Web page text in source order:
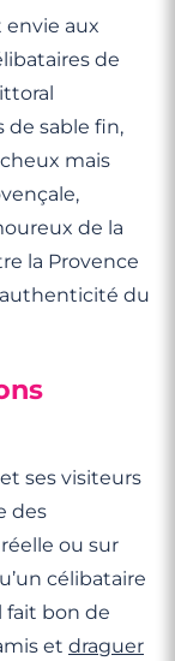
envie aux
de
de sable fin,
mais
de la
la Provence
du
ses visiteurs
des
ou sur
célibataire
fait bon de
et draguer